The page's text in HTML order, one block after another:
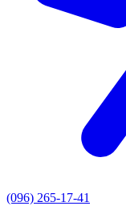
(096) 265-17-41